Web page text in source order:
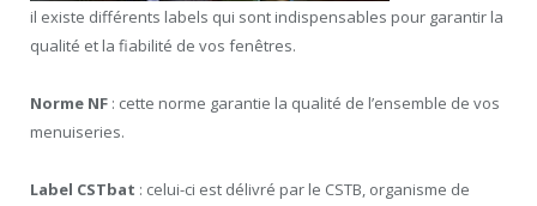
il existe différents labels qui sont indispensables pour garantir la
qualité et la fiabilité de vos fenêtres.
Norme NF : cette norme garantie la qualité de l’ensemble de vos
menuiseries.
Label CSTbat : celui-ci est délivré par le CSTB, organisme de